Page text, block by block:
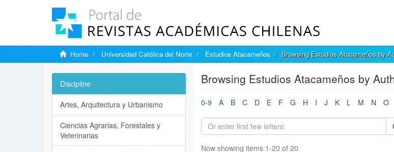
Home Universidad Católica del Norte Estudios Atacameños Browsing Estudios Atacameños by
Browsing Estudios Atacameños by
0-9 A B C D E F G H I J K L M N O
Now showing items 1-20 of 20
Discipline
Artes, Arquitectura y Urbanismo
Ciencias Agrarias, Forestales y
Veterinarias